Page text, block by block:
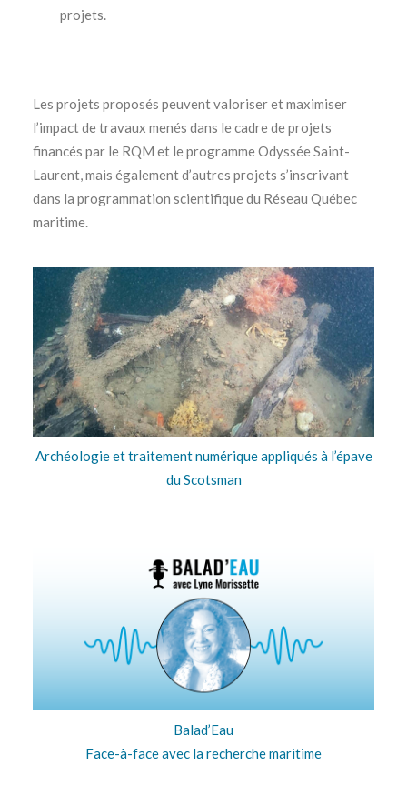
projets.
Les projets proposés peuvent valoriser et maximiser
l’impact de travaux menés dans le cadre de projets
financés par le RQM et le programme Odyssée Saint-
Laurent, mais également d’autres projets s’inscrivant
dans la programmation scientifique du Réseau Québec
maritime.
Archéologie et traitement numérique appliqués à l’épave
du Scotsman
Balad’Eau
Face-à-face avec la recherche maritime